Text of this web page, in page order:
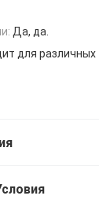
Да, да.
для